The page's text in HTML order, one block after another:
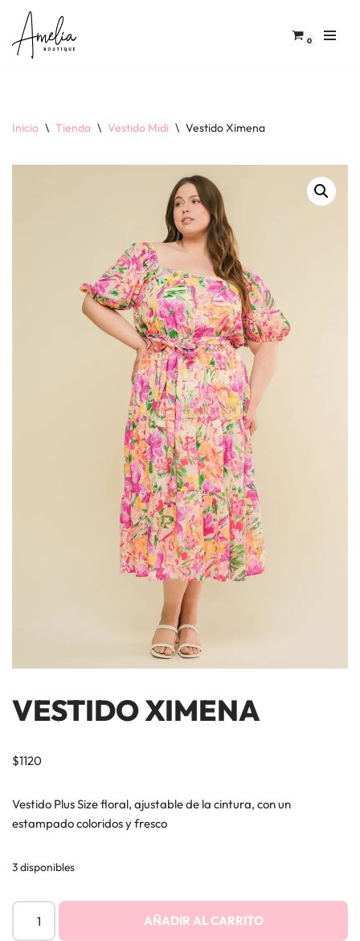
Saltar
0
Inicio \ Tienda \ Vestido Midi \ Vestido Ximena
VESTIDO XIMENA
$1120
Vestido Plus Size floral, ajustable de la cintura, con un
estampado coloridos y fresco
3 disponibles
AÑADIR AL CARRITO